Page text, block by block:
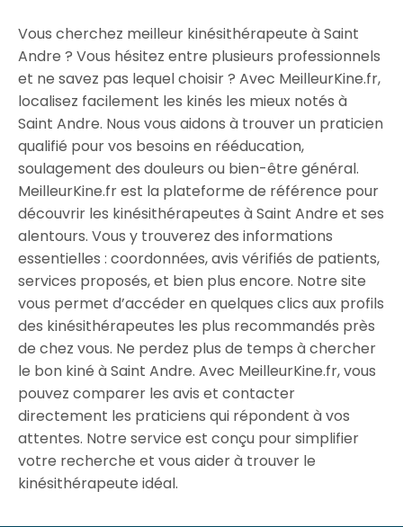
Vous cherchez meilleur kinésithérapeute à Saint
Andre ? Vous hésitez entre plusieurs professionnels
et ne savez pas lequel choisir ? Avec MeilleurKine.fr,
localisez facilement les kinés les mieux notés à
Saint Andre. Nous vous aidons à trouver un praticien
qualifié pour vos besoins en rééducation,
soulagement des douleurs ou bien-être général.
MeilleurKine.fr est la plateforme de référence pour
découvrir les kinésithérapeutes à Saint Andre et ses
alentours. Vous y trouverez des informations
essentielles : coordonnées, avis vérifiés de patients,
services proposés, et bien plus encore. Notre site
vous permet d’accéder en quelques clics aux profils
des kinésithérapeutes les plus recommandés près
de chez vous. Ne perdez plus de temps à chercher
le bon kiné à Saint Andre. Avec MeilleurKine.fr, vous
pouvez comparer les avis et contacter
directement les praticiens qui répondent à vos
attentes. Notre service est conçu pour simplifier
votre recherche et vous aider à trouver le
kinésithérapeute idéal.